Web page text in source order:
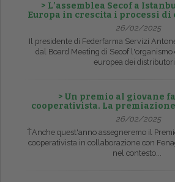
> L’assemblea Secof a
Europa in crescita i processi
26/02/2025
Il presidente di Federfarma Servizi
dal Board Meeting di Secof
europea dei
> Un premio al giovane
cooperativista. La
26/02/2025
ŤAnche quest'anno assegneremo il
cooperativista in collaborazione con
nel contesto...